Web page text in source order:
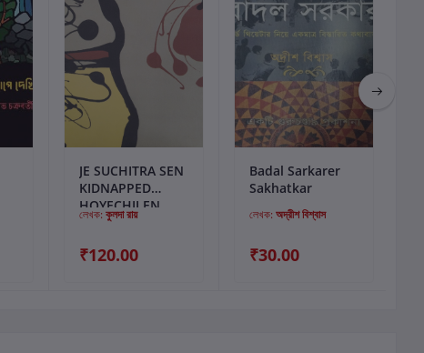
কার্টে যোগ করুন
JE SUCHITRA SEN
KIDNAPPED
HOYECHILEN
লেখক: কুলদা রায়
₹120.00
কার্টে যোগ করুন
Badal Sarkarer
Sakhatkar
লেখক: অদ্রীশ বিশ্বাস
₹30.00